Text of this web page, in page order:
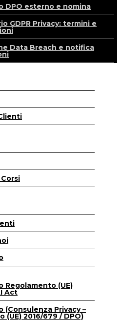
DPO esterno e nomina
GDPR Privacy: termini e
Data Breach e notifica
Regolamento (UE)
Act
(Consulenza Privacy –
(UE) 2016/679 / DPO)